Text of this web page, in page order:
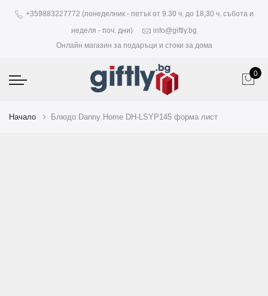
+359883227772 (понеделник - петък от 9.30 ч. до 18,30 ч. събота и
неделя - поч. дни)
info@giftly.bg
Онлайн магазин за подаръци и стоки за дома
0
Начало Блюдо Danny Home DH-LSYP145 форма лист